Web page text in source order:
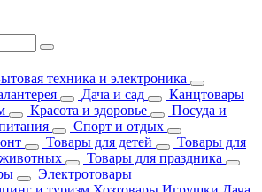
техника и электроника
Дача и сад
Канцтовары
Красота и здоровье
Посуда и
Спорт и отдых
Товары для детей
Товары для
Товары для праздника
Электротовары